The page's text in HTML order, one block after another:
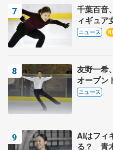
千葉百音
ィギュア
ニュース
友野一希
オープン
ニュース
AIはフィ
る？ 青